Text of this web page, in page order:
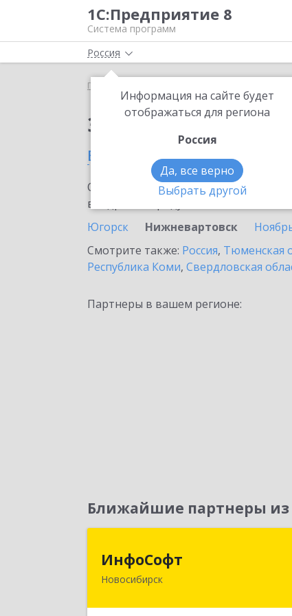
1С:Предприятие 8
Система программ
Россия
Информация на сайте будет
отображаться для региона
Россия
Да, все верно
Выбрать другой
Главная ИТС для
Заказать ИТС для
в Нижневартовске
Ознакомьтесь с информационными
внедрение продукта.
Югорск
Нижневартовск
Смотрите также: Россия, Тюменская
Республика Коми, Свердловская
Партнеры в вашем регионе:
Ближайшие партнеры из
ИнфоСофт
Новосибирск630091, Новосибирская